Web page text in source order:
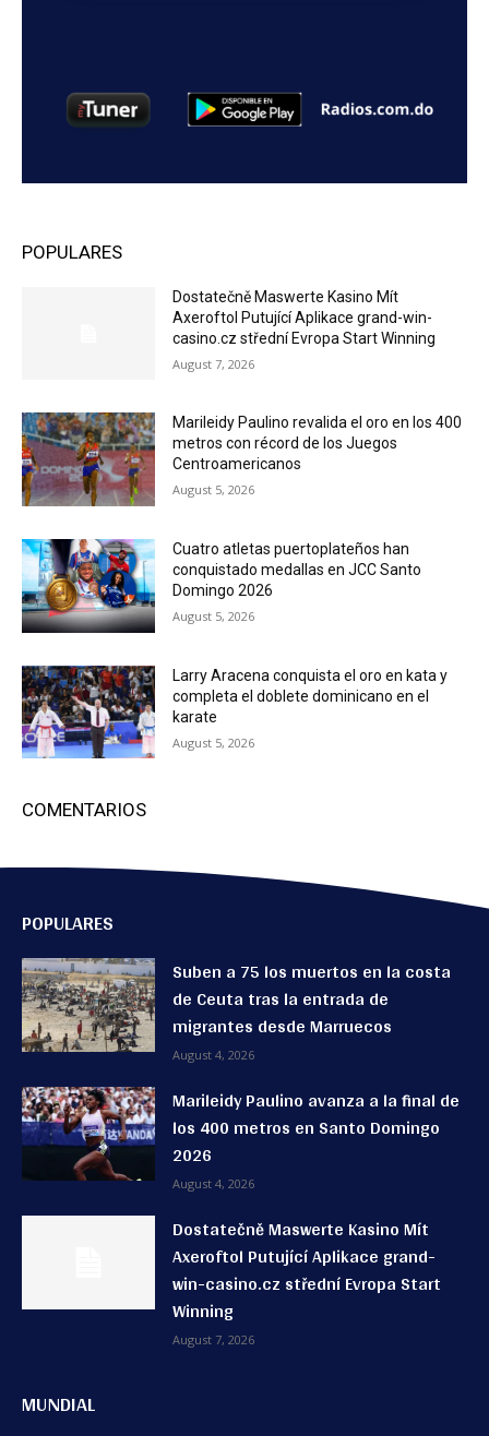
POPULARES
Dostatečně Maswerte Kasino Mít
Axeroftol Putující Aplikace grand-win-
casino.cz střední Evropa Start Winning
August 7, 2026
Marileidy Paulino revalida el oro en los 400
metros con récord de los Juegos
Centroamericanos
August 5, 2026
Cuatro atletas puertoplateños han
conquistado medallas en JCC Santo
Domingo 2026
August 5, 2026
Larry Aracena conquista el oro en kata y
completa el doblete dominicano en el
karate
August 5, 2026
COMENTARIOS
POPULARES
Suben a 75 los muertos en la costa
de Ceuta tras la entrada de
migrantes desde Marruecos
August 4, 2026
Marileidy Paulino avanza a la final de
los 400 metros en Santo Domingo
2026
August 4, 2026
Dostatečně Maswerte Kasino Mít
Axeroftol Putující Aplikace grand-
win-casino.cz střední Evropa Start
Winning
August 7, 2026
MUNDIAL